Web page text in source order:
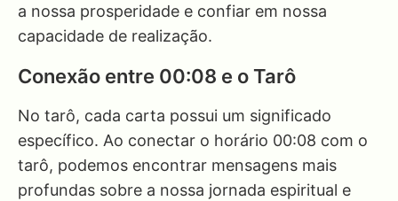
a nossa prosperidade e confiar em nossa
capacidade de realização.
Conexão entre 00:08 e o Tarô
No tarô, cada carta possui um significado
específico. Ao conectar o horário 00:08 com o
tarô, podemos encontrar mensagens mais
profundas sobre a nossa jornada espiritual e